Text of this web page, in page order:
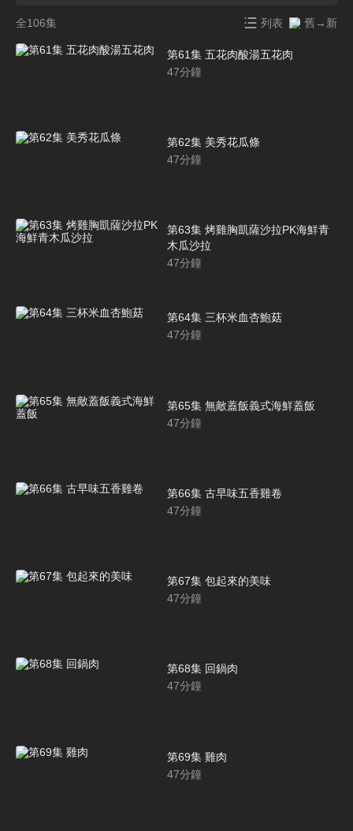
全106集 列表 舊→新
第61集 五花肉酸湯五花肉
47分鐘
第62集 美秀花瓜條
47分鐘
第63集 烤雞胸凱薩沙拉PK海鮮青
木瓜沙拉
47分鐘
第64集 三杯米血杏鮑菇
47分鐘
第65集 無敵蓋飯義式海鮮蓋飯
47分鐘
第66集 古早味五香雞卷
47分鐘
第67集 包起來的美味
47分鐘
第68集 回鍋肉
47分鐘
第69集 雞肉
47分鐘